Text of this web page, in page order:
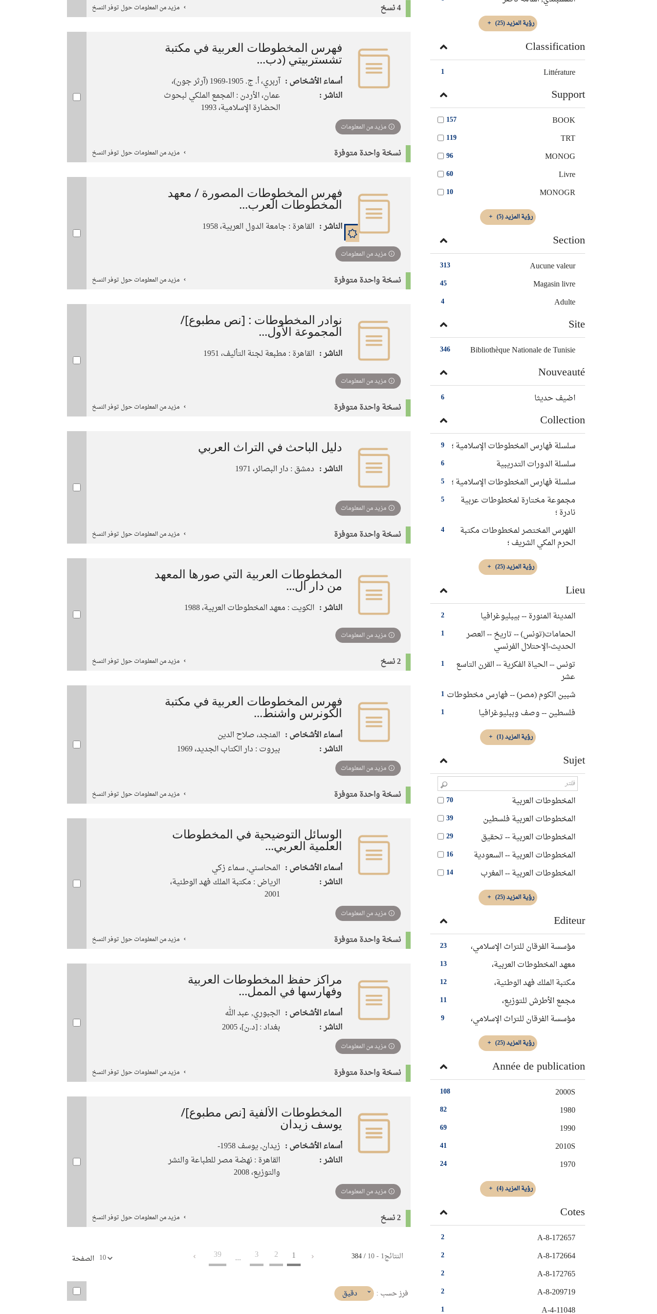
4 نسخ مزيد من المعلومات حول توفر النسخ
فهرس المخطوطات العربية في مكتبة
تشستربيتي (دب...
أسماء الأشخاص : آربري، أ. ج. 1905-1969 (آرثر جون)،
الناشر :
عمان، الأردن : المجمع الملكي لبحوث
الحضارة الإسلامية، 1993
مزيد من المعلومات
نسخة واحدة متوفرة مزيد من المعلومات حول توفر النسخ
فهرس المخطوطات المصورة / معهد
المخطوطات العرب...
الناشر : القاهرة : جامعة الدول العربية، 1958
مزيد من المعلومات
نسخة واحدة متوفرة مزيد من المعلومات حول توفر النسخ
نوادر المخطوطات : [نص مطبوع]/
المجموعة الأول...
الناشر : القاهرة : مطبعة لجنة التأليف، 1951
مزيد من المعلومات
نسخة واحدة متوفرة مزيد من المعلومات حول توفر النسخ
دليل الباحث في التراث العربي
الناشر : دمشق : دار البصائر، 1971
مزيد من المعلومات
نسخة واحدة متوفرة مزيد من المعلومات حول توفر النسخ
المخطوطات العربية التي صورها المعهد
من دار ال...
الناشر : الكويت : معهد المخطوطات العربية، 1988
مزيد من المعلومات
2 نسخ مزيد من المعلومات حول توفر النسخ
فهرس المخطوطات العربية في مكتبة
الكونرس واشنط...
أسماء الأشخاص : المنجد، صلاح الدين
الناشر :
بيروت : دار الكتاب الجديد، 1969
مزيد من المعلومات
نسخة واحدة متوفرة مزيد من المعلومات حول توفر النسخ
الوسائل التوضيحية في المخطوطات
العلمية العربي...
أسماء الأشخاص : المحاسني, سماء زكي
الناشر :
الرياض : مكتبة الملك فهد الوطنية،
2001
مزيد من المعلومات
نسخة واحدة متوفرة مزيد من المعلومات حول توفر النسخ
مراكز حفظ المخطوطات العربية
وفهارسها في الممل...
أسماء الأشخاص : الجبوري, عبد الله
الناشر :
بغداد : [د.ن]، 2005
مزيد من المعلومات
نسخة واحدة متوفرة مزيد من المعلومات حول توفر النسخ
المخطوطات الألفية [نص مطبوع]/
يوسف زيدان
أسماء الأشخاص : زيدان‏, ‏يوسف‏ ‏1958-‏
الناشر :
القاهرة : نهضة مصر للطباعة والنشر
والتوزيع‏، ‏2008
مزيد من المعلومات
2 نسخ مزيد من المعلومات حول توفر النسخ
النتائج1
-
10
/ 384
1
2
3
...
39
10 الصفحة
فرز حسب : (imediat
تأثير)
دقيق
رؤية المزيد(25)
Classification
1 Littérature
Support
157 BOOK
119 TRT
96 MONOG
60 Livre
10 MONOGR
رؤية المزيد(5)
Section
313 Aucune valeur
45 Magasin livre
4 Adulte
Site
346 Bibliothèque Nationale de Tunisie
Nouveauté
6 اضيف حديثا
Collection
9 سلسلة فهارس المخطوطات الإسلامية ؛
6 سلسلة الدورات التدريبية
5 سلسلة فهارس المخطوطات الإسلامية‏ ؛
5
مجموعة مختارة لمخطوطات عربية
نادرة ؛
4
الفهرس المختصر لمخطوطات مكتبة
الحرم المكي الشريف ؛
رؤية المزيد(25)
Lieu
2 المدينة المنورة -- بيبليوغرافيا
1
الحمامات(تونس) -- تاريخ -- العصر
الحديث-الإحتلال الفرنسي
1
تونس -- الحياة الفكرية -- القرن التاسع
عشر
1 شبين الكوم (مصر)‏ -- ‏فهارس مخطوطات
1 فلسطين -- وصف وببليوغرافيا
رؤية المزيد(1)
Sujet
70 المخطوطات العربية
39 المخطوطات العربية فلسطين
29 المخطوطات العربية -- تحقيق
16 المخطوطات العربية -- السعودية
14 المخطوطات العربية -- المغرب
رؤية المزيد(25)
Editeur
23 مؤسسة الفرقان للتراث الإسلامي،
13 معهد المخطوطات العربية،
12 مكتبة الملك فهد الوطنية،
11 مجمع الأطرش للتوزيع،
9 ‏مؤسسة الفرقان للتراث الإسلامي‏،
رؤية المزيد(25)
Année de publication
108 2000S
82 1980
69 1990
41 2010S
24 1970
رؤية المزيد(4)
Cotes
2 A-8-172657
2 A-8-172664
2 A-8-172765
2 A-8-209719
1 A-4-11048